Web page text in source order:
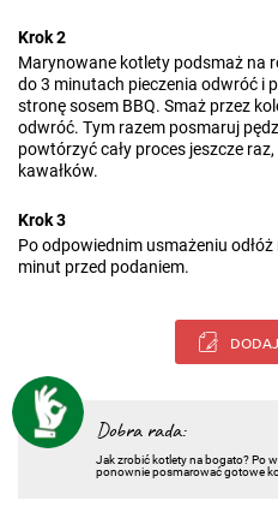
Krok 2
Marynowane kotlety podsmaż na
do 3 minutach pieczenia odwróć i
stronę sosem BBQ. Smaż przez
odwróć. Tym razem posmaruj
powtórzyć cały proces jeszcze
kawałków.
Krok 3
Po odpowiednim usmażeniu
minut przed podaniem.
Dobra rada:
Jak zrobić kotlety na bogato? Po
ponownie posmarować gotowe